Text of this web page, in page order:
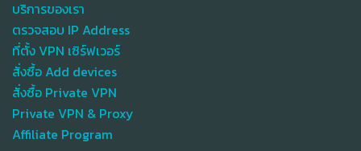
บริการของเรา
ตรวจสอบ IP Address
ที่ตั้ง VPN เซิร์ฟเวอร์
สั่งซื้อ Add devices
สั่งซื้อ Private VPN
Private VPN & Proxy
Affiliate Program